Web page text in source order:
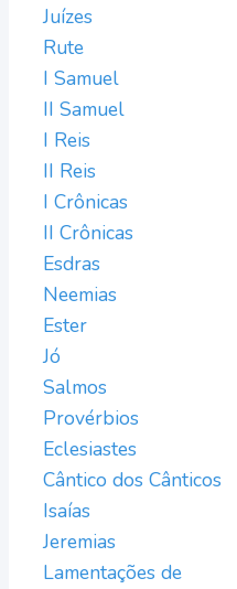
Juízes
Rute
I Samuel
II Samuel
I Reis
II Reis
I Crônicas
II Crônicas
Esdras
Neemias
Ester
Jó
Salmos
Provérbios
Eclesiastes
Cântico dos Cânticos
Isaías
Jeremias
Lamentações de